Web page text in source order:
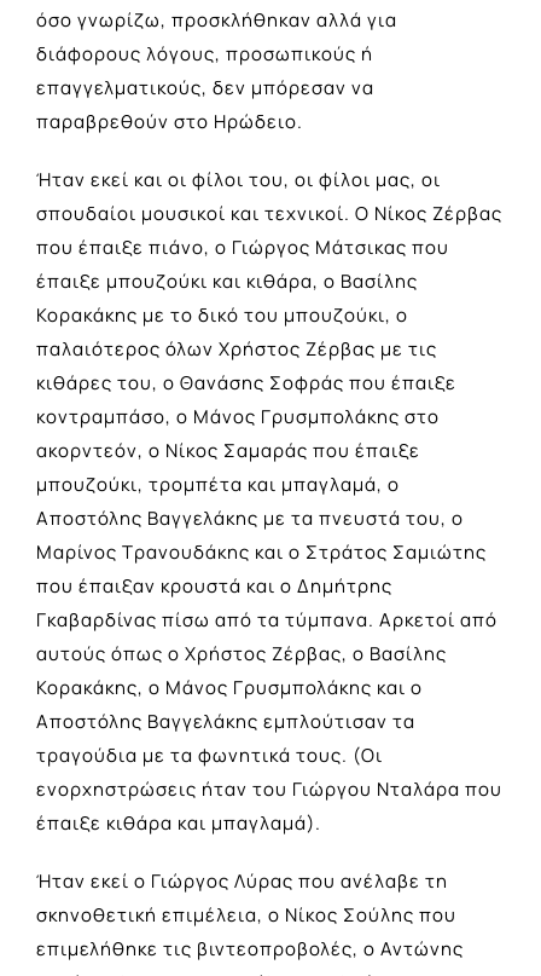
όσο γνωρίζω, προσκλήθηκαν αλλά για
διάφορους λόγους, προσωπικούς ή
επαγγελματικούς, δεν μπόρεσαν να
παραβρεθούν στο Ηρώδειο.
Ήταν εκεί και οι φίλοι του, οι φίλοι μας, οι
σπουδαίοι μουσικοί και τεχνικοί. Ο Νίκος Ζέρβας
που έπαιξε πιάνο, ο Γιώργος Μάτσικας που
έπαιξε μπουζούκι και κιθάρα, ο Βασίλης
Κορακάκης με το δικό του μπουζούκι, ο
παλαιότερος όλων Χρήστος Ζέρβας με τις
κιθάρες του, ο Θανάσης Σοφράς που έπαιξε
κοντραμπάσο, ο Μάνος Γρυσμπολάκης στο
ακορντεόν, ο Νίκος Σαμαράς που έπαιξε
μπουζούκι, τρομπέτα και μπαγλαμά, ο
Αποστόλης Βαγγελάκης με τα πνευστά του, ο
Μαρίνος Τρανουδάκης και ο Στράτος Σαμιώτης
που έπαιξαν κρουστά και ο Δημήτρης
Γκαβαρδίνας πίσω από τα τύμπανα. Αρκετοί από
αυτούς όπως ο Χρήστος Ζέρβας, ο Βασίλης
Κορακάκης, ο Μάνος Γρυσμπολάκης και ο
Αποστόλης Βαγγελάκης εμπλούτισαν τα
τραγούδια με τα φωνητικά τους. (Οι
ενορχηστρώσεις ήταν του Γιώργου Νταλάρα που
έπαιξε κιθάρα και μπαγλαμά).
Ήταν εκεί ο Γιώργος Λύρας που ανέλαβε τη
σκηνοθετική επιμέλεια, ο Νίκος Σούλης που
επιμελήθηκε τις βιντεοπροβολές, ο Αντώνης